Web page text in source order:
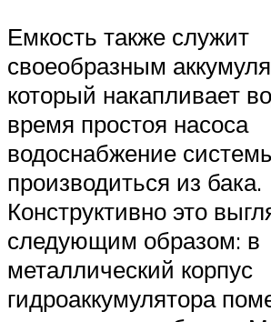
Емкость также служит
своеобразным
который накапливает
время простоя насоса
водоснабжение
производиться из бака.
Конструктивно это
следующим образом: в
металлический корпус
гидроаккумулятора